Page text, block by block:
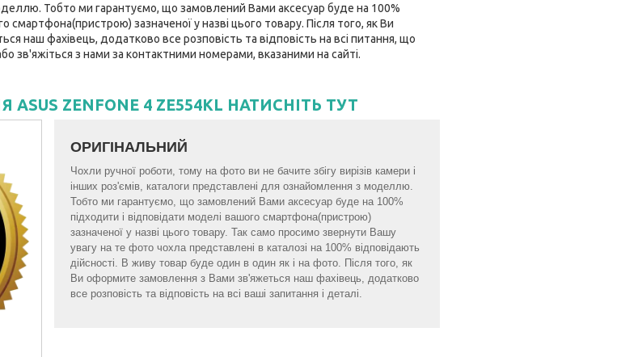
Тобто ми гарантуємо, що замовлений Вами аксесуар буде на 100%
смартфона(пристрою) зазначеної у назві цього товару. Після того, як Ви
наш фахівець, додатково все розповість та відповість на всі питання, що
зв'яжіться з нами за контактними номерами, вказаними на сайті.
ZENFONE 4 ZE554KL НАТИСНІТЬ ТУТ
ОРИГІНАЛЬНИЙ
Чохли ручної роботи, тому на фото ви не бачите збігу вирізів камери і
інших роз'ємів, каталоги представлені для ознайомлення з моделлю.
Тобто ми гарантуємо, що замовлений Вами аксесуар буде на 100%
підходити і відповідати моделі вашого смартфона(пристрою)
зазначеної у назві цього товару. Так само просимо звернути Вашу
увагу на те фото чохла представлені в каталозі на 100% відповідають
дійсності. В живу товар буде один в один як і на фото. Після того, як
Ви оформите замовлення з Вами зв'яжеться наш фахівець, додатково
все розповість та відповість на всі ваші запитання і деталі.